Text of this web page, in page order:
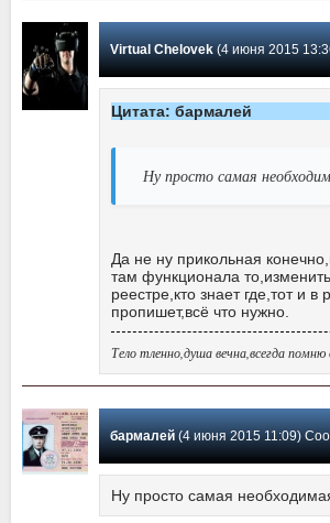
Virtual Chelovek(4 июня 2015 13:36)
Цитата: бармалей
Ну просто самая
Да не ну прикольная
там функционала
реестре,кто знает где,тот и в
пропишет,всё что нужно.
Тело тленно,душа вечна,всегда
бармалей(4 июня 2015 11:09) Сообщение
Ну просто самая